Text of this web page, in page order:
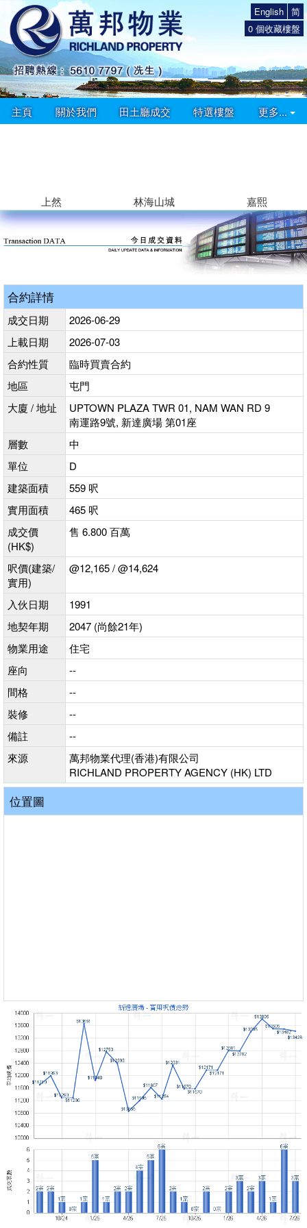
简
English
0 個收藏樓盤
主頁 關於我們 田土廳成交 特選樓盤 更多...
上然 林海山城 嘉熙
合約詳情
成交日期
2026-06-29
上載日期
2026-07-03
合約性質
臨時買賣合約
地區
屯門
大廈 / 地址
UPTOWN PLAZA TWR 01, NAM WAN RD 9
南運路9號, 新達廣場 第01座
層數
中
單位
D
建築面積
559 呎
實用面積
465 呎
成交價
(HK$)
售 6.800 百萬
呎價(建築/
實用)
@12,165 / @14,624
入伙日期
1991
地契年期
2047 (尚餘21年)
物業用途
住宅
座向
--
間格
--
裝修
--
備註
--
來源
萬邦物業代理(香港)有限公司
RICHLAND PROPERTY AGENCY (HK) LTD
位置圖